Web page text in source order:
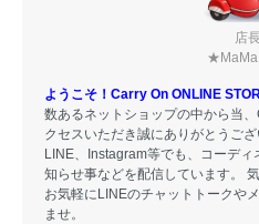
店
ようこそ！Carry On ONLINE
数あるネットショップの中から当
クセスいただき誠にありがとうご
LINE、Instagram等でも、コーデ
知らせ事などを配信しています。
お気軽にLINEのチャットトークや
ませ。